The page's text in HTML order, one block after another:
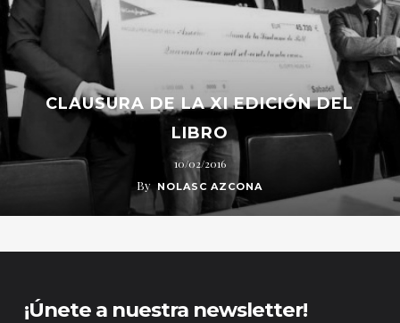
CLAUSURA DE LA XI EDICIÓN DEL
LIBRO
10/02/2016
By NOLASC AZCONA
¡Únete a nuestra newsletter!